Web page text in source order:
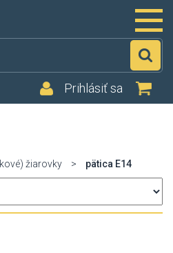
Prihlásiť sa
žiarovky > pätica E14